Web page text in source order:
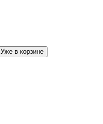
Уже в корзине